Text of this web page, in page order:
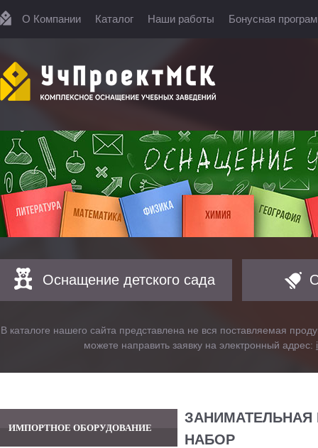
О Компании Каталог Наши работы Бонусная
Оснащение детского сада
В каталоге нашего сайта представлена не вся поставляемая
можете направить заявку на электронный адрес:
ИМПОРТНОЕ ОБОРУДОВАНИЕ
НАБОР